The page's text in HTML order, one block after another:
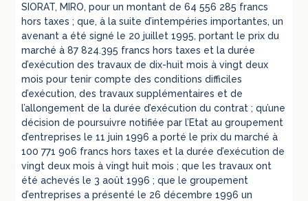
SIORAT, MIRO, pour un montant de 64 556 285 francs
hors taxes ; que, à la suite d’intempéries importantes, un
avenant a été signé le 20 juillet 1995, portant le prix du
marché à 87 824.395 francs hors taxes et la durée
d’exécution des travaux de dix-huit mois à vingt deux
mois pour tenir compte des conditions difficiles
d’exécution, des travaux supplémentaires et de
l’allongement de la durée d’exécution du contrat ; qu’une
décision de poursuivre notifiée par l’Etat au groupement
d’entreprises le 11 juin 1996 a porté le prix du marché à
100 771 906 francs hors taxes et la durée d’exécution de
vingt deux mois à vingt huit mois ; que les travaux ont
été achevés le 3 août 1996 ; que le groupement
d’entreprises a présenté le 26 décembre 1996 un